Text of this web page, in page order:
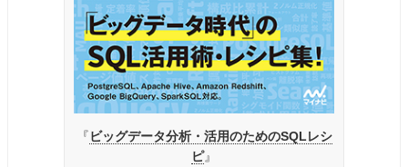
『ビッグデータ分析・活用のためのSQLレシ
ピ』